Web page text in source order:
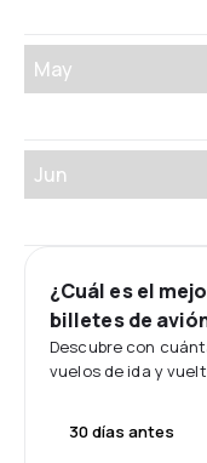
May
Jun
¿Cuál es el
billetes de
Descubre con
vuelos de ida y
30 días antes